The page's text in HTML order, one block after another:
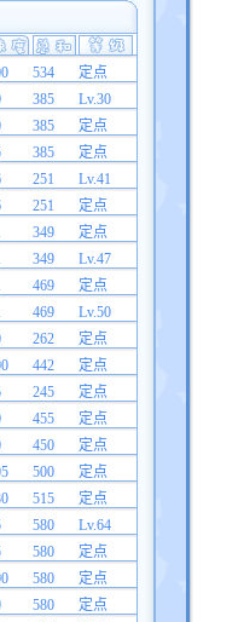
534
定点
385
Lv.30
385
定点
385
定点
251
Lv.41
251
定点
349
定点
349
Lv.47
469
定点
469
Lv.50
262
定点
442
定点
245
定点
455
定点
450
定点
500
定点
515
定点
580
Lv.64
580
定点
580
定点
580
定点